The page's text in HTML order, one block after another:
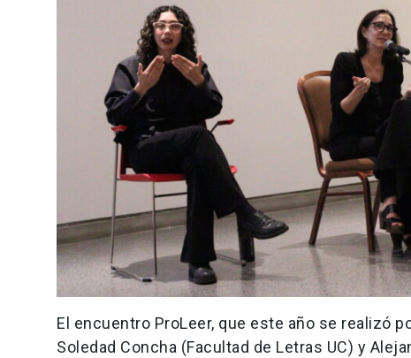
El encuentro ProLeer, que este año se realizó
Soledad Concha (Facultad de Letras UC) y